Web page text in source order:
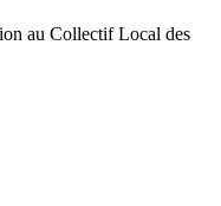
au Collectif Local des